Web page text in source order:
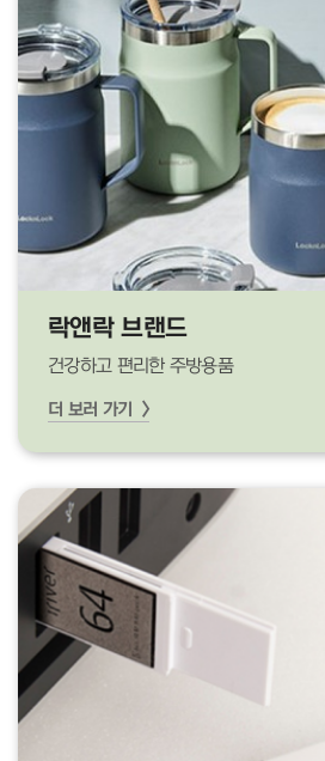
락앤락 브랜드
건강하고 편리한 주방용품
더 보러 가기 >